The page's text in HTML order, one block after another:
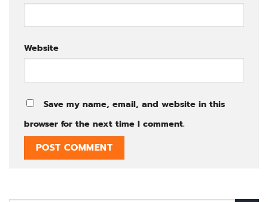
Website
Save my name, email, and website in this
browser for the next time I comment.